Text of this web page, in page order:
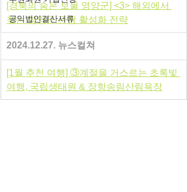
공익법인결산서류
[경북의 숨은 보물 영양군] <3> 해외에서
찾는 영양군 관광 활성화 전략
2024.12.27. 뉴스컬쳐
[1월 추천 여행] ③계절을 거스르는 초록빛
여행, 국립생태원 & 장항송림산림욕장